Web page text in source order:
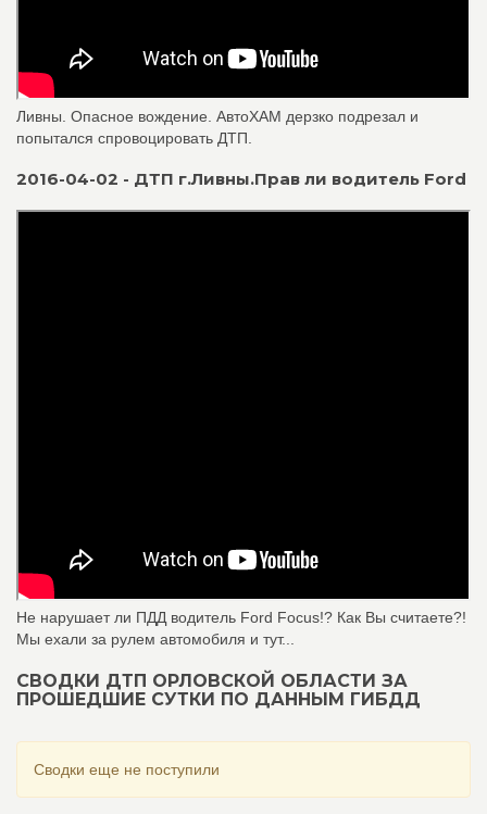
Ливны. Опасное вождение. АвтоХАМ дерзко подрезал и
попытался спровоцировать ДТП.
2016-04-02 - ДТП г.Ливны.Прав ли водитель Ford
Не нарушает ли ПДД водитель Ford Focus!? Как Вы считаете?!
Мы ехали за рулем автомобиля и тут...
СВОДКИ ДТП ОРЛОВСКОЙ ОБЛАСТИ ЗА
ПРОШЕДШИЕ СУТКИ ПО ДАННЫМ ГИБДД
Сводки еще не поступили